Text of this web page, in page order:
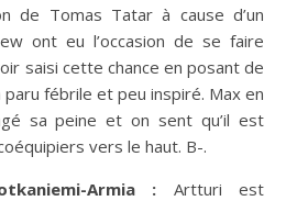
de Tomas Tatar à cause d’un
ont eu l’occasion de se faire
saisi cette chance en posant de
fébrile et peu inspiré. Max en
sa peine et on sent qu’il est
vers le haut. B-.
Armia : Artturi est